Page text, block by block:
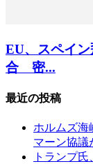
EU、スペイ
合 密...
最近の投稿
ホルムズ
マーン協議
トランプ